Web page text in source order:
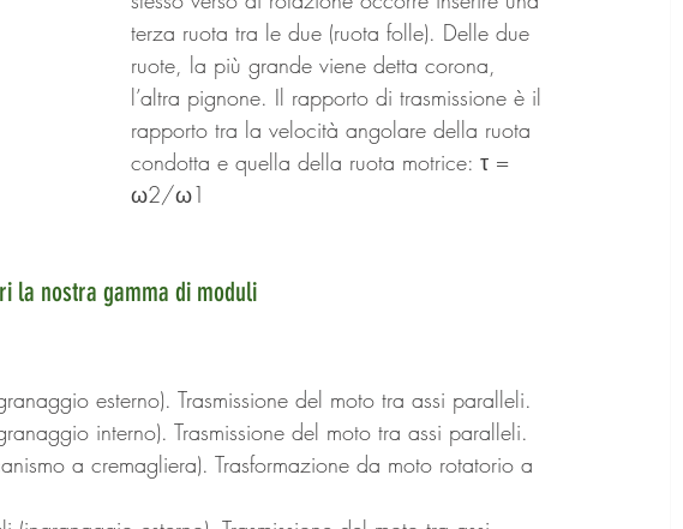
terza ruota tra le due (ruota folle). Delle due
ruote, la più grande viene detta corona,
l’altra pignone. Il rapporto di trasmissione è il
rapporto tra la velocità angolare della ruota
condotta e quella della ruota motrice: τ =
ω2/ω1
la nostra gamma di moduli
esterno). Trasmissione del moto tra assi paralleli.
interno). Trasmissione del moto tra assi paralleli.
a cremagliera). Trasformazione da moto rotatorio a